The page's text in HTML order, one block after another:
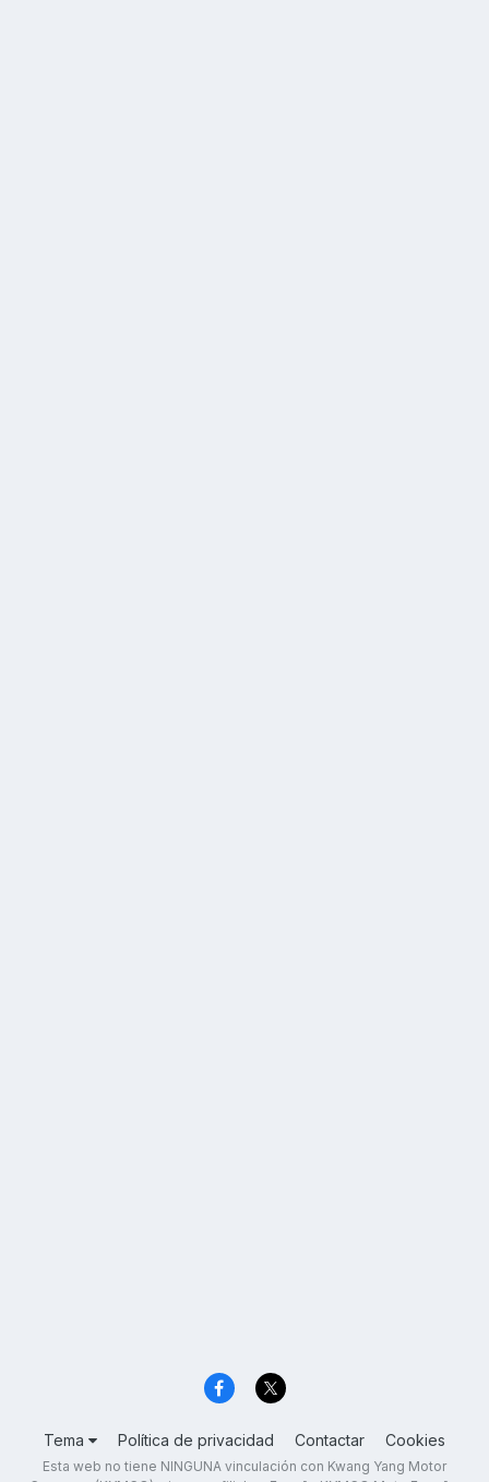
Tema Política de privacidad Contactar Cookies
Esta web no tiene NINGUNA vinculación con Kwang Yang Motor